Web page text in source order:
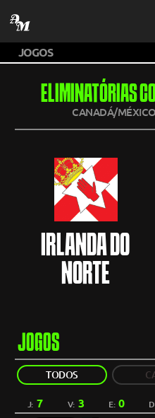
ELIMINATÓRIAS
CANADÁ/
IRLANDA DO
NORTE
JOGOS
TODOS
J: 7 V: 3 E:0